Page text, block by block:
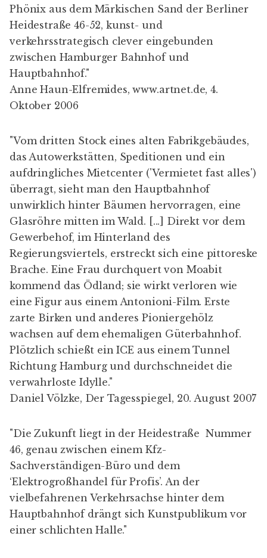
Phönix aus dem Märkischen Sand der Berliner
Heidestraße 46-52, kunst- und
verkehrsstrategisch clever eingebunden
zwischen Hamburger Bahnhof und
Hauptbahnhof."
Anne Haun-Elfremides,www.artnet.de, 4.
Oktober 2006
"Vom dritten Stock eines alten Fabrikgebäudes,
das Autowerkstätten, Speditionen und ein
aufdringliches Mietcenter ('Vermietet fast alles')
überragt, sieht man den Hauptbahnhof
unwirklich hinter Bäumen hervorragen, eine
Glasröhre mitten im Wald. [...] Direkt vor dem
Gewerbehof, im Hinterland des
Regierungsviertels, erstreckt sich eine pittoreske
Brache. Eine Frau durchquert von Moabit
kommend das Ödland; sie wirkt verloren wie
eine Figur aus einem Antonioni-Film. Erste
zarte Birken und anderes Pioniergehölz
wachsen auf dem ehemaligen Güterbahnhof.
Plötzlich schießt ein ICE aus einem Tunnel
Richtung Hamburg und durchschneidet die
verwahrloste Idylle."
Daniel Völzke, Der Tagesspiegel, 20. August 2007
"Die Zukunft liegt in der Heidestraße Nummer
46, genau zwischen einem Kfz-
Sachverständigen-Büro und dem
‘Elektrogroßhandel für Profis’. An der
vielbefahrenen Verkehrsachse hinter dem
Hauptbahnhof drängt sich Kunstpublikum vor
einer schlichten Halle."